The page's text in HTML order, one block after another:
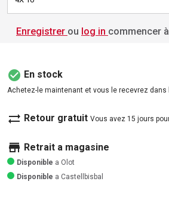
Enregistrer ou log in commencer
check_circle En stock
Achetez-le maintenant et vous le recevrez dans
sync_alt Retour gratuit Vous avez 15 jours
store Retrait a magasine
Disponible a Olot
Disponible a Castellbisbal